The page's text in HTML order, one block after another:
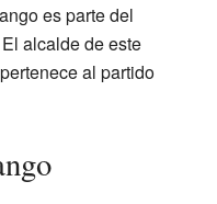
es parte del
alcalde de este
al partido